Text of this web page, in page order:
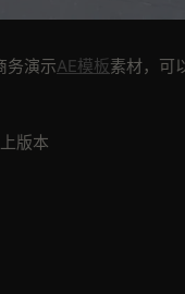
务演示AE模板素材，可
版本